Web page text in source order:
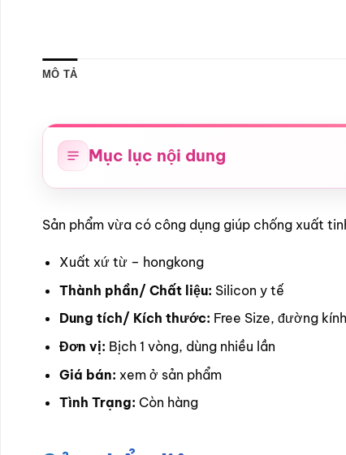
MÔ TẢ
Mục lục nội dung
Sản phẩm vừa có công dụng giúp chống xuất
Xuất xứ từ – hongkong
Thành phần/ Chất liệu: Silicon y tế
Dung tích/ Kích thước: Free Size, đường
Đơn vị: Bịch 1 vòng, dùng nhiều lần
Giá bán: xem ở sản phẩm
Tình Trạng: Còn hàng